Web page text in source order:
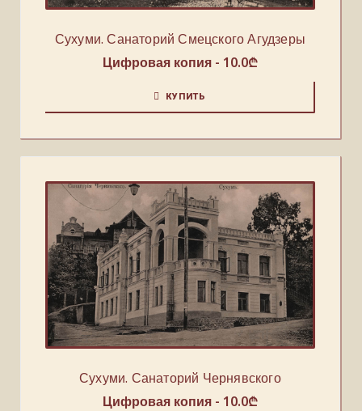
Сухуми. Санаторий Смецского Агудзеры
Цифровая копия - 10.0₾
КУПИТЬ
Сухуми. Санаторий Чернявского
Цифровая копия - 10.0₾